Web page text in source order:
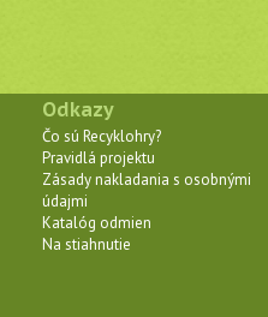
Odkazy
Čo sú Recyklohry?
Pravidlá projektu
Zásady nakladania s osobnými
údajmi
Katalóg odmien
Na stiahnutie